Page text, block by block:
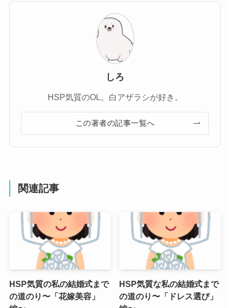
しろ
HSP気質のOL。白アザラシが好き。
この著者の記事一覧へ
関連記事
HSP気質の私の結婚式まで
の道のり〜「花嫁美容」
HSP気質な私の結婚式まで
の道のり〜「ドレス選び」